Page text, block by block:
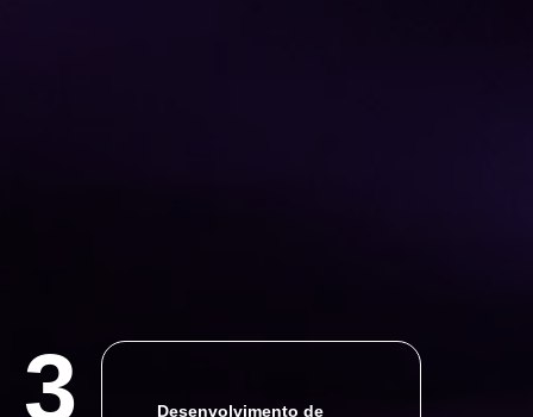
3
Desenvolvimento de